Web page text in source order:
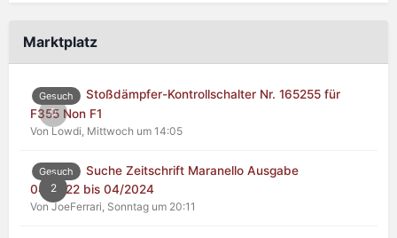
Marktplatz
0
Gesuch
Stoßdämpfer-Kontrollschalter Nr. 165255 für
F355 Non F1
Von Lowdi, Mittwoch um 14:05
2
Gesuch
Suche Zeitschrift Maranello Ausgabe
04/2022 bis 04/2024
Von JoeFerrari, Sonntag um 20:11